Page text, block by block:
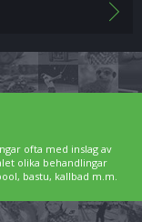
ofta med inslag av
olika behandlingar
bastu, kallbad m.m.